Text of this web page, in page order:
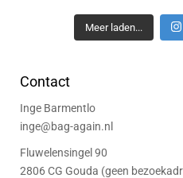
Meer laden...
Contact
Inge Barmentlo
inge@bag-again.nl
Fluwelensingel 90
2806 CG Gouda (geen